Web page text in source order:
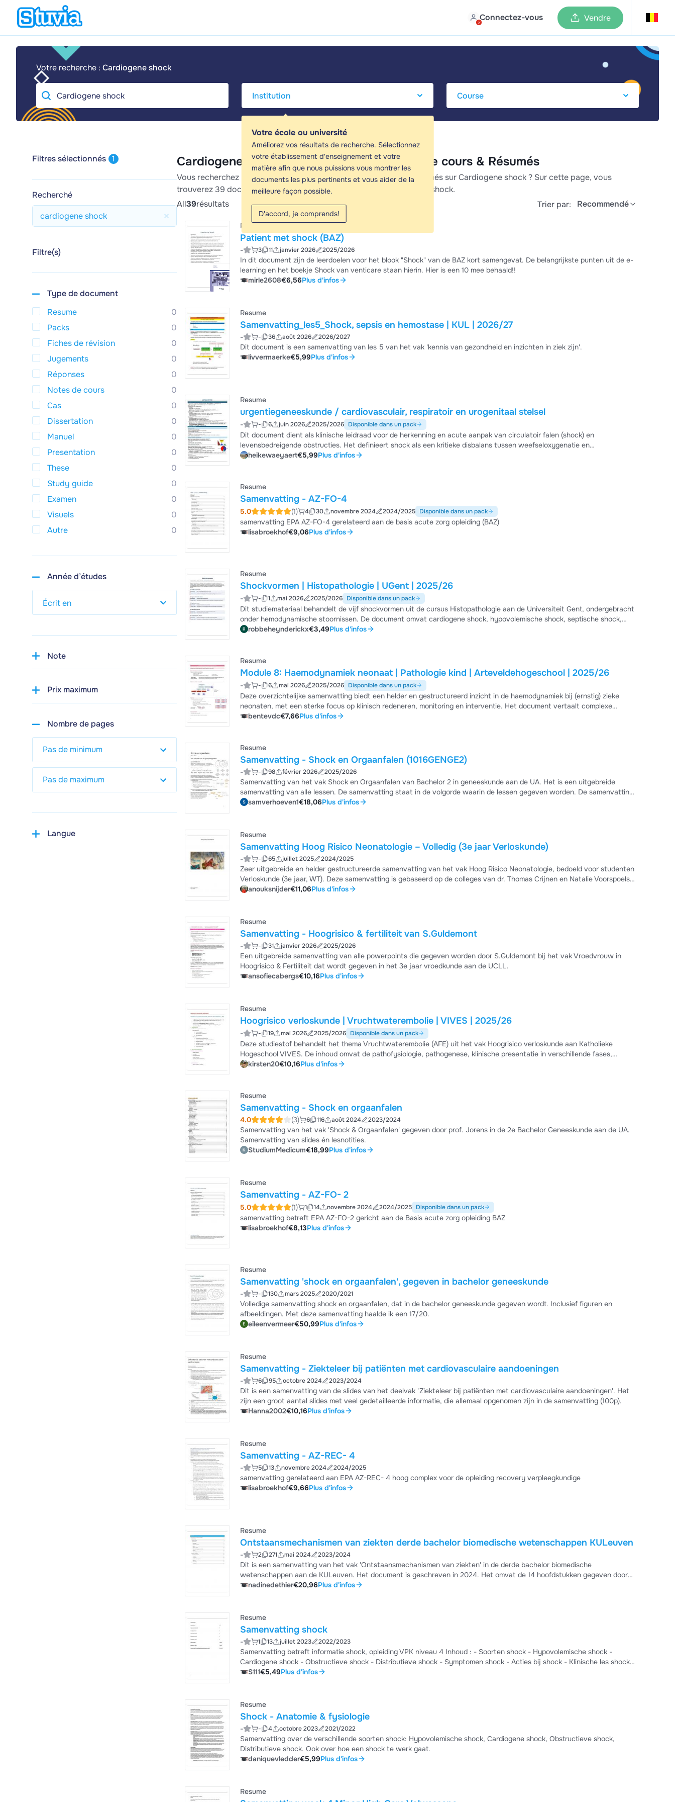
Connectez-vous Vendre
Votre recherche : Cardiogene shock
Votre école ou université
Améliorez vos résultats de recherche. Sélectionnez
votre établissement d'enseignement et votre
matière afin que nous puissions vous montrer les
documents les plus pertinents et vous aider de la
meilleure façon possible.
D'accord, je comprends!
Filtres sélectionnés 1
Recherché
cardiogene shock
Filtre(s)
Type de document
Resume
0
Packs
0
Fiches de révision
0
Jugements
0
Réponses
0
Notes de cours
0
Cas
0
Dissertation
0
Manuel
0
Presentation
0
These
0
Study guide
0
Examen
0
Visuels
0
Autre
0
Année d’études
Note
Prix maximum
Nombre de pages
Langue
Cardiogene shock - Guides d'étude, Notes de cours & Résumés
Vous recherchez les meilleurs guides d'étude, notes d'étude et résumés sur Cardiogene shock ? Sur cette page, vous
trouverez 39 documents pour vous aider à réviser pour Cardiogene shock.
All39résultats Trier par: Recommendé
Resume
Patient met shock (BAZ)
- 3 11 janvier 2026 2025/2026
In dit document zijn de leerdoelen voor het blook "Shock" van de BAZ kort samengevat. De belangrijkste punten uit de e-
learning en het boekje Shock van venticare staan hierin. Hier is een 10 mee behaald!!
mirle2608€6,56Plus d'infos
Resume
Samenvatting_les5_Shock, sepsis en hemostase | KUL | 2026/27
- - 36 août 2026 2026/2027
Dit document is een samenvatting van les 5 van het vak 'kennis van gezondheid en inzichten in ziek zijn'.
livvermaerke€5,99Plus d'infos
Resume
urgentiegeneeskunde / cardiovasculair, respiratoir en urogenitaal stelsel
- - 6 juin 2026 2025/2026 Disponible dans un pack
Dit document dient als klinische leidraad voor de herkenning en acute aanpak van circulatoir falen (shock) en
levensbedreigende obstructies. Het definieert shock als een kritieke disbalans tussen weefseloxygenatie en
zuurstofverbruik en splitst dit pathofysiologisch op in hypovolemische, cardiogene, obstructieve en distributieve shock.
heikewaeyaert€5,99Plus d'infos
Resume
Samenvatting - AZ-FO-4
5.0 (1) 4 30 novembre 2024 2024/2025 Disponible dans un pack
samenvatting EPA AZ-FO-4 gerelateerd aan de basis acute zorg opleiding (BAZ)
lisabroekhof€9,06Plus d'infos
Resume
Shockvormen | Histopathologie | UGent | 2025/26
- - 1 mai 2026 2025/2026 Disponible dans un pack
Dit studiemateriaal behandelt de vijf shockvormen uit de cursus Histopathologie aan de Universiteit Gent, ondergebracht
onder hemodynamische stoornissen. De document omvat cardiogene shock, hypovolemische shock, septische shock,
neurogene shock en anafylactische shock, met voor elk type het mechanisme, oorzaken en klinische context uitgelegd.
robbeheynderickx€3,49Plus d'infos
Resume
Module 8: Haemodynamiek neonaat | Pathologie kind | Arteveldehogeschool | 2025/26
- - 6 mai 2026 2025/2026 Disponible dans un pack
Deze overzichtelijke samenvatting biedt een helder en gestructureerd inzicht in de haemodynamiek bij (ernstig) zieke
neonaten, met een sterke focus op klinisch redeneren, monitoring en interventie. Het document vertaalt complexe
fysiologie naar begrijpbare en toepasbare kennis. Wat bevat dit document? - Basisprincipes van neonatale circulatie -
bentevdc€7,66Plus d'infos
Resume
Samenvatting - Shock en Orgaanfalen (1016GENGE2)
- - 98 février 2026 2025/2026
Samenvatting van het vak Shock en Orgaanfalen van Bachelor 2 in geneeskunde aan de UA. Het is een uitgebreide
samenvatting van alle lessen. De samenvatting staat in de volgorde waarin de lessen gegeven worden. De samenvatting
heeft dezelfde opmaak over heel het document.
samverhoeven1€18,06Plus d'infos
Resume
Samenvatting Hoog Risico Neonatologie – Volledig (3e jaar Verloskunde)
- - 65 juillet 2025 2024/2025
Zeer uitgebreide en helder gestructureerde samenvatting van het vak Hoog Risico Neonatologie, bedoeld voor studenten
Verloskunde (3e jaar, WT). Deze samenvatting is gebaseerd op de colleges van dr. Thomas Crijnen en Natalie Voorspoels
en behandelt alle belangrijke aspecten van de neonatale zorg bij hoog-risico pasgeborenen. Onderwerpen die aan bod
anouksnijder€11,06Plus d'infos
Resume
Samenvatting - Hoogrisico & fertiliteit van S.Guldemont
- - 31 janvier 2026 2025/2026
Een uitgebreide samenvatting van alle powerpoints die gegeven worden door S.Guldemont bij het vak Vroedvrouw in
Hoogrisico & Fertiliteit dat wordt gegeven in het 3e jaar vroedkunde aan de UCLL.
ansofiecabergs€10,16Plus d'infos
Resume
Hoogrisico verloskunde | Vruchtwaterembolie | VIVES | 2025/26
- - 19 mai 2026 2025/2026 Disponible dans un pack
Deze studiestof behandelt het thema Vruchtwaterembolie (AFE) uit het vak Hoogrisico verloskunde aan Katholieke
Hogeschool VIVES. De inhoud omvat de pathofysiologie, pathogenese, klinische presentatie in verschillende fases,
diagnostische criteria, en differentiaaldiagnose van deze zeldzame maar levensbedreigende obstetrische complicatie. Dit
kirsten20€10,16Plus d'infos
Resume
Samenvatting - Shock en orgaanfalen
4.0 (3) 6 116 août 2024 2023/2024
Samenvatting van het vak 'Shock & Orgaanfalen' gegeven door prof. Jorens in de 2e Bachelor Geneeskunde aan de UA.
Samenvatting van slides én lesnotities.
StudiumMedicum€18,99Plus d'infos
Resume
Samenvatting - AZ-FO- 2
5.0 (1) 1 14 novembre 2024 2024/2025 Disponible dans un pack
samenvatting betreft EPA AZ-FO-2 gericht aan de Basis acute zorg opleiding BAZ
lisabroekhof€8,13Plus d'infos
Resume
Samenvatting 'shock en orgaanfalen', gegeven in bachelor geneeskunde
- - 130 mars 2025 2020/2021
Volledige samenvatting shock en orgaanfalen, dat in de bachelor geneeskunde gegeven wordt. Inclusief figuren en
afbeeldingen. Met deze samenvatting haalde ik een 17/20.
eileenvermeer€50,99Plus d'infos
Resume
Samenvatting - Ziekteleer bij patiënten met cardiovasculaire aandoeningen
- 6 95 octobre 2024 2023/2024
Dit is een samenvatting van de slides van het deelvak 'Ziekteleer bij patiënten met cardiovasculaire aandoeningen'. Het
zijn een groot aantal slides met veel gedetailleerde informatie, die allemaal opgenomen zijn in de samenvatting (100p).
Hanna2002€10,16Plus d'infos
Resume
Samenvatting - AZ-REC- 4
- 5 13 novembre 2024 2024/2025
samenvatting gerelateerd aan EPA AZ-REC- 4 hoog complex voor de opleiding recovery verpleegkundige
lisabroekhof€9,66Plus d'infos
Resume
Ontstaansmechanismen van ziekten derde bachelor biomedische wetenschappen KULeuven
- 2 271 mai 2024 2023/2024
Dit is een samenvatting van het vak 'Ontstaansmechanismen van ziekten' in de derde bachelor biomedische
wetenschappen aan de KULeuven. Het document is geschreven in 2024. Het omvat de 14 hoofdstukken gegeven door
de 4 hoofd professoren (de onderwerpen gegeven door de gastprekers zitten er niet bij). De samenvatting is mooi en
nadinedethier€20,96Plus d'infos
Resume
Samenvatting shock
- 1 13 juillet 2023 2022/2023
Samenvatting betreft informatie shock, opleiding VPK niveau 4 Inhoud : - Soorten shock - Hypovolemische shock -
Cardiogene shock - Obstructieve shock - Distributieve shock - Symptomen shock - Acties bij shock - Klinische les shock -
Medisch beleid & verpleegkundige aandachtspunten shock
S111€5,49Plus d'infos
Resume
Shock - Anatomie & fysiologie
- - 4 octobre 2023 2021/2022
Samenvatting over de verschillende soorten shock: Hypovolemische shock, Cardiogene shock, Obstructieve shock,
Distributieve shock. Ook over hoe een shock te werk gaat.
daniquevledder€5,99Plus d'infos
Resume